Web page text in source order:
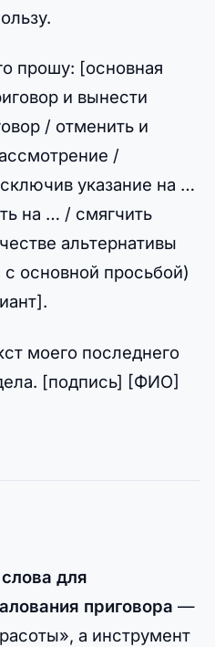
прошу: [основная
и вынести
/ отменить и
/
указание на …
на … / смягчить
альтернативы
с основной просьбой)
моего последнего
[подпись] [ФИО]
для
приговора —
а инструмент